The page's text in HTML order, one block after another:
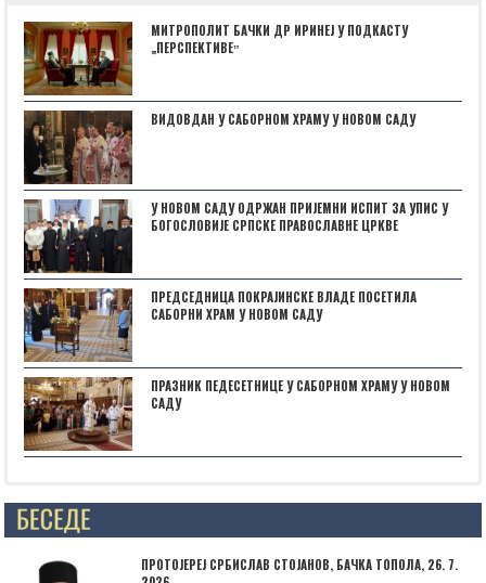
МИТРОПОЛИТ БАЧКИ ДР ИРИНЕЈ У ПОДКАСТУ
„ПЕРСПЕКТИВЕˮ
ВИДОВДАН У САБОРНОМ ХРАМУ У НОВОМ САДУ
У НОВОМ САДУ ОДРЖАН ПРИЈЕМНИ ИСПИТ ЗА УПИС У
БОГОСЛОВИЈЕ СРПСКЕ ПРАВОСЛАВНЕ ЦРКВЕ
ПРЕДСЕДНИЦА ПОКРАЈИНСКЕ ВЛАДЕ ПОСЕТИЛА
САБОРНИ ХРАМ У НОВОМ САДУ
ПРАЗНИК ПЕДЕСЕТНИЦЕ У САБОРНОМ ХРАМУ У НОВОМ
САДУ
Posts not found
ПРОТОЈЕРЕЈ СРБИСЛАВ СТОЈАНОВ, БАЧКА ТОПОЛА, 26. 7.